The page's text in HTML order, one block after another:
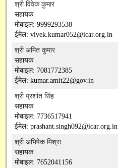
श्री विवेक कुमार
सहायक
मोबाइल: 9999293538
ईमेल: vivek.kumar052@icar.org.in
श्री अमित कुमार
सहायक
मोबाइल: 7081772385
ईमेल: kumar.amit22@gov.in
श्री प्रशांत सिंह
सहायक
मोबाइल: 7736517941
ईमेल: prashant.singh092@icar.org.in
श्री अभिषेक मिश्रा
सहायक
मोबाइल: 7652041156